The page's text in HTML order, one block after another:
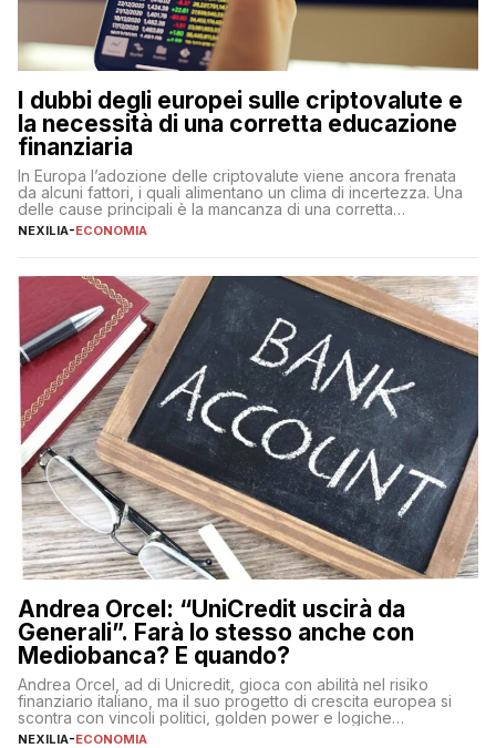
I dubbi degli europei sulle criptovalute e
la necessità di una corretta educazione
finanziaria
In Europa l’adozione delle criptovalute viene ancora frenata
da alcuni fattori, i quali alimentano un clima di incertezza. Una
delle cause principali è la mancanza di una corretta
educazione finanziaria, che impedisce ad una larga parte della
sulle criptovalute: […]
NEXILIA-ECONOMIA
Andrea Orcel: “UniCredit uscirà da
Generali”. Farà lo stesso anche con
Mediobanca? E quando?
Andrea Orcel, ad di Unicredit, gioca con abilità nel risiko
finanziario italiano, ma il suo progetto di crescita europea si
scontra con vincoli politici, golden power e logiche
protezionistiche. Orcel e la mossa su Generali Andrea Orcel,
NEXILIA-ECONOMIA